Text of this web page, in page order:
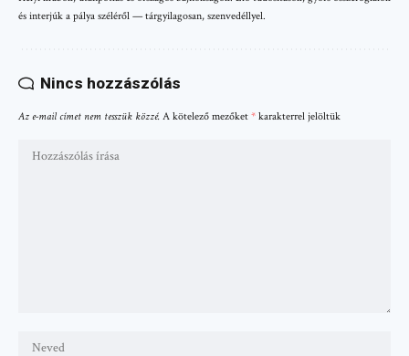
és interjúk a pálya széléről — tárgyilagosan, szenvedéllyel.
Nincs hozzászólás
Az e-mail címet nem tesszük közzé. A kötelező mezőket * karakterrel jelöltük